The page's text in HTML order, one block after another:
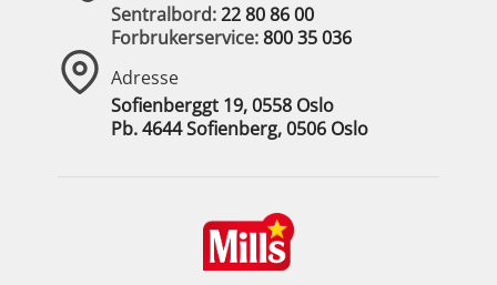
Sentralbord:22 80 86 00
Forbrukerservice:800 35 036
Adresse
Sofienberggt 19, 0558 Oslo
Pb. 4644 Sofienberg, 0506 Oslo